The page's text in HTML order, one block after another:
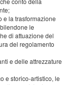
e la trasformazione
le
di attuazione del
del regolamento
e delle attrezzature
e storico-artistico, le